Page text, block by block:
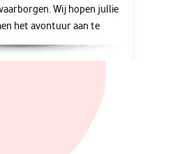
Wij hopen jullie
het avontuur aan te